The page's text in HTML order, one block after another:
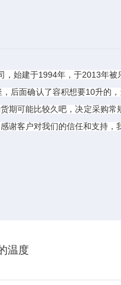
，始建于1994年，于2013年被
后面确认了容积想要10升的
期可能比较久吧，决定采购常
谢客户对我们的信任和支持，
温度